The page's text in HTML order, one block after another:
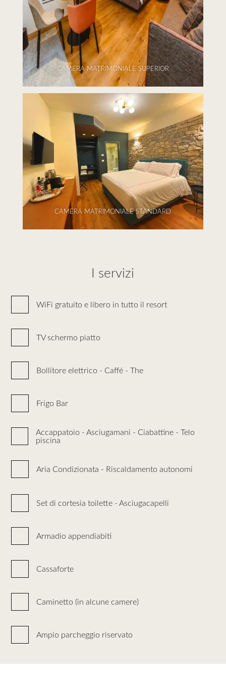
CAMERA MATRIMONIALE SUPERIOR
CAMERA MATRIMONIALE STANDARD
I servizi
WiFi gratuito e libero in tutto il resort
TV schermo piatto
Bollitore elettrico - Caffé - The
Frigo Bar
Accappatoio - Asciugamani - Ciabattine - Telo
piscina
Aria Condizionata - Riscaldamento autonomi
Set di cortesia toilette - Asciugacapelli
Armadio appendiabiti
Cassaforte
Caminetto (in alcune camere)
Ampio parcheggio riservato